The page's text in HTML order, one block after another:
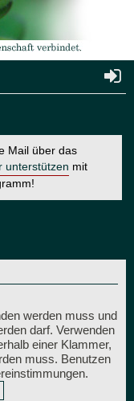
Mail über das
unterstützen mit
werden muss und
darf. Verwenden
einer Klammer,
muss. Benutzen